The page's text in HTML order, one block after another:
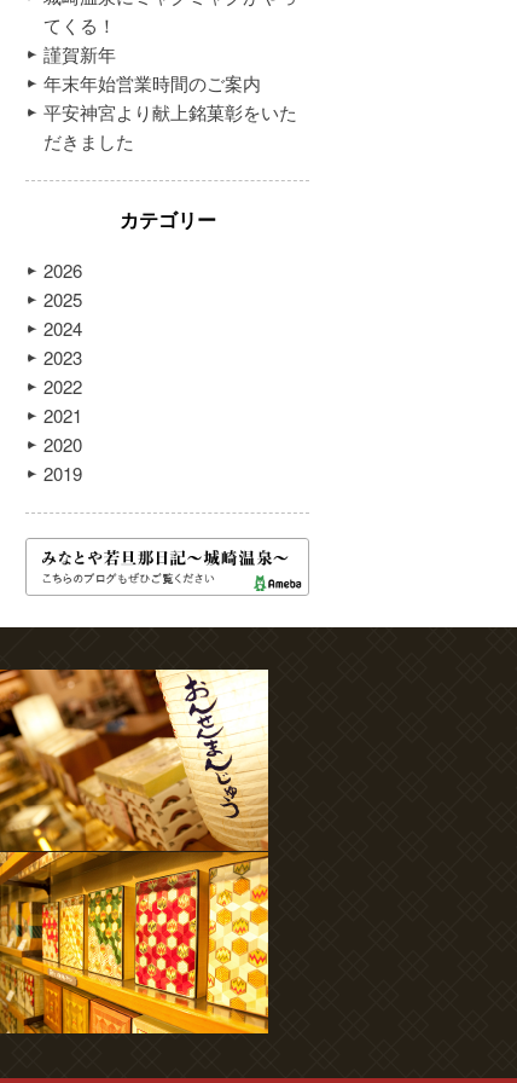
てくる！
謹賀新年
年末年始営業時間のご案内
平安神宮より献上銘菓彰をいた
だきました
カテゴリー
2026
2025
2024
2023
2022
2021
2020
2019